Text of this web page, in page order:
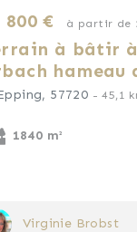
800 € à partir de
à bâtir
hameau
57720 - 45,1
1840 m²
Virginie Brobst